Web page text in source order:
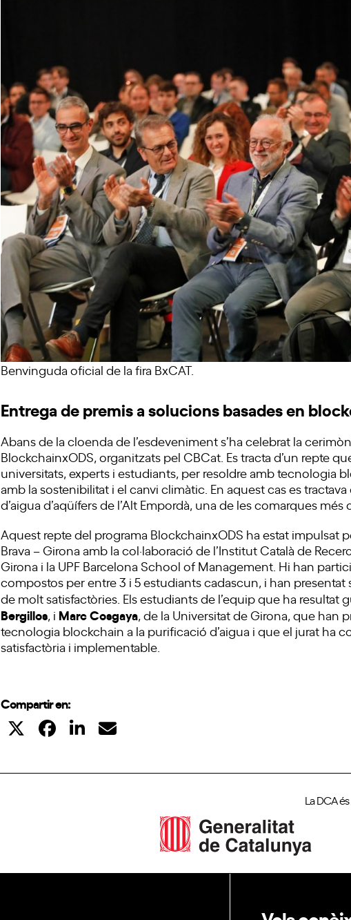
Benvinguda oficial de la fira BxCAT.
Entrega de premis a solucions basades en
Abans de la cloenda de l’esdeveniment s’ha celebrat la
BlockchainxODS, organitzats pel CBCat. Es tracta d’un repte
universitats, experts i estudiants, per resoldre amb tecnologia
amb la sostenibilitat i el canvi climàtic. En aquest cas es
d’aigua d’aqüífers de l’Alt Empordà, una de les comarques més
Aquest repte del programa BlockchainxODS ha estat impulsat
Brava – Girona amb la col·laboració de l’Institut Català de
Girona i la UPF Barcelona School of Management. Hi han
compostos per entre 3 i 5 estudiants cadascun, i han
de molt satisfactòries. Els estudiants de l’equip que ha resultat
Bergillos, i Marc Cosgaya, de la Universitat de Girona, que han
tecnologia blockchain a la purificació d’aigua i que el jurat ha
satisfactòria i implementable.
Compartir en:
La DCA